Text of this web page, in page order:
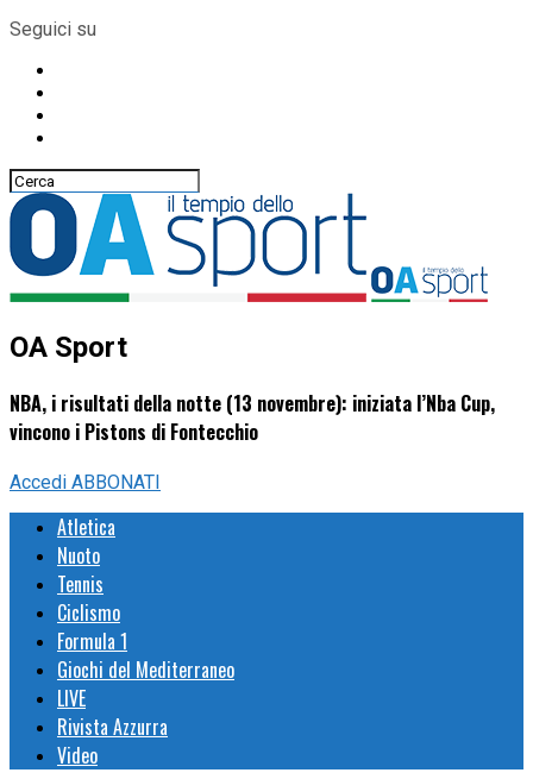
Seguici su
OA Sport
NBA, i risultati della notte (13 novembre): iniziata l’Nba Cup,
vincono i Pistons di Fontecchio
Accedi ABBONATI
Atletica
Nuoto
Tennis
Ciclismo
Formula 1
Giochi del Mediterraneo
LIVE
Rivista Azzurra
Video